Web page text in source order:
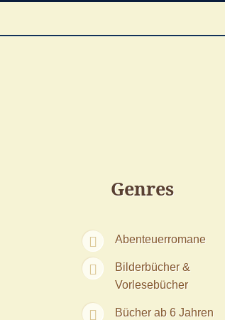
Genres
Abenteuerromane
Bilderbücher &
Vorlesebücher
Bücher ab 6 Jahren